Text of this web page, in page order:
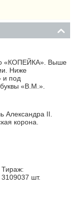
«КОПЕЙКА». Выше
Ниже
и под
«В.М.».
Александра II.
корона.
Тираж:
3109037 шт.